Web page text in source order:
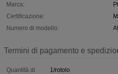
Marca:
Certificazione:
Numero di modello:
Termini di pagamento e
Quantità di
1/rotolo